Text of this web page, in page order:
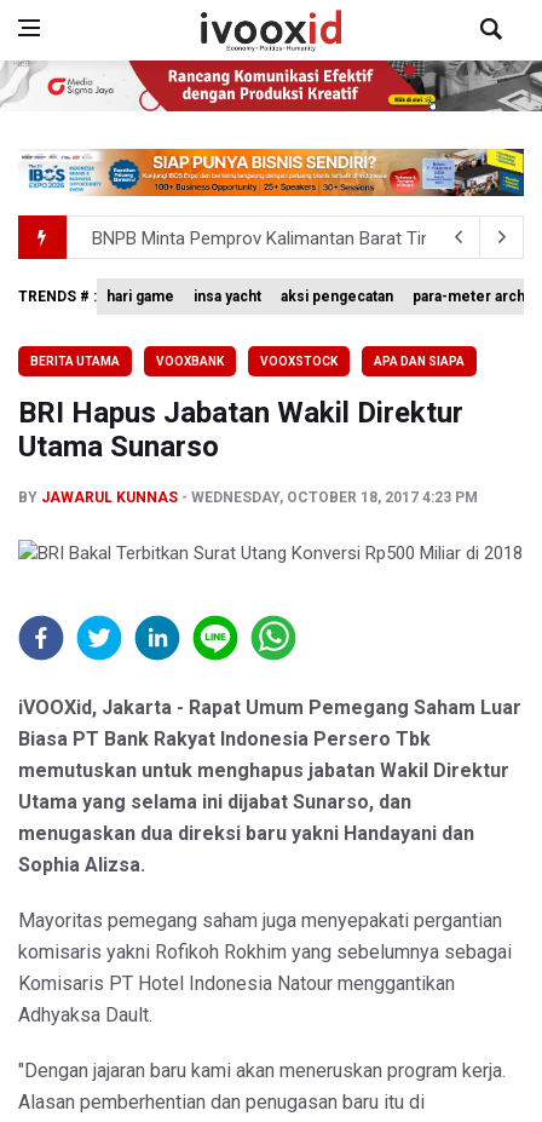
BNPB Minta Pemprov Kalimantan Barat Tinjau Kembali
Kemensos Targetkan 150 Ribu Siswa Masuk Program
Tim 9 Kejagung Periksa Febrie Adransayah sebagai
BPIP: Satu Siswa Sekolah Rakyat Jadi Calon Paskibraka
TRENDS # : hari game insa yacht aksi pengecatan para-meter
BERITA UTAMA VOOXBANK VOOXSTOCK APA DAN SIAPA
BRI Hapus Jabatan Wakil Direktur
Utama Sunarso
BY JAWARUL KUNNAS WEDNESDAY, OCTOBER 18, 2017 4:23 PM
iVOOXid, Jakarta - Rapat Umum Pemegang Saham Luar
Biasa PT Bank Rakyat Indonesia Persero Tbk
memutuskan untuk menghapus jabatan Wakil Direktur
Utama yang selama ini dijabat Sunarso, dan
menugaskan dua direksi baru yakni Handayani dan
Sophia Alizsa.
Mayoritas pemegang saham juga menyepakati pergantian
komisaris yakni Rofikoh Rokhim yang sebelumnya sebagai
Komisaris PT Hotel Indonesia Natour menggantikan
Adhyaksa Dault.
"Dengan jajaran baru kami akan meneruskan program kerja.
Alasan pemberhentian dan penugasan baru itu di